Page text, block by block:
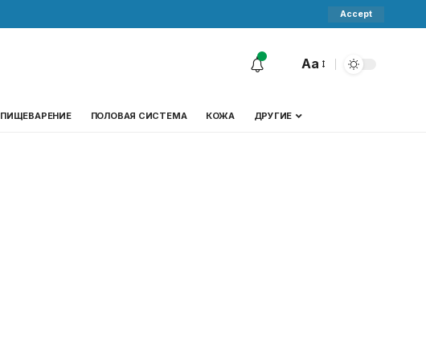
Accept
Aa
ПИЩЕВАРЕНИЕ ПОЛОВАЯ СИСТЕМА КОЖА ДРУГИЕ